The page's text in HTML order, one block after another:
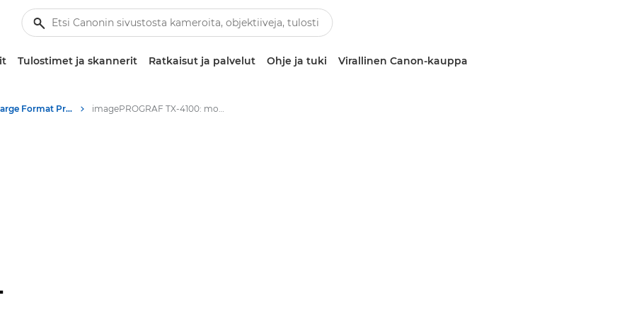
Tulostimet ja skannerit Ratkaisut ja palvelut Ohje ja tuki Virallinen Canon-kauppa
High-Quality Large Format Printers for CAD/GIS and Stunning Graphics imagePROGRAF TX-4100: monipuoliseen suurkuvatulostukseen